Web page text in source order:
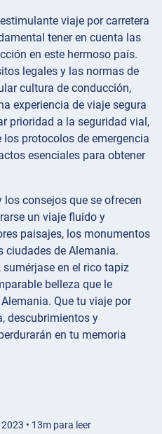
viaje por carretera
tener en cuenta las
en este hermoso país.
legales y las normas de
cultura de conducción,
experiencia de viaje segura
prioridad a la seguridad vial,
protocolos de emergencia
esenciales para obtener
consejos que se ofrecen
un viaje fluido y
paisajes, los monumentos
ciudades de Alemania.
en el rico tapiz
belleza que le
Que tu viaje por
descubrimientos y
en tu memoria
• 13m para leer